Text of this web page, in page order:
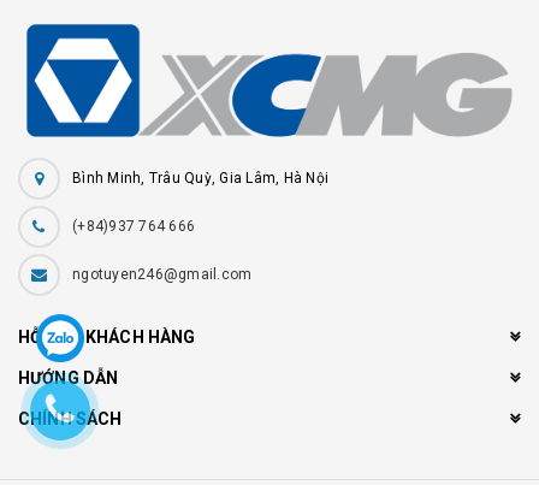
Bình Minh, Trâu Quỳ, Gia Lâm, Hà Nội
(+84)937 764 666
ngotuyen246@gmail.com
HỖ TRỢ KHÁCH HÀNG
HƯỚNG DẪN
CHÍNH SÁCH